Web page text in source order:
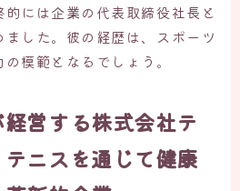
的には企業の代表取締役社長と
ました。彼の経歴は、スポーツ
模範となるでしょう。
営する株式会社テ
ニスを通じて健康